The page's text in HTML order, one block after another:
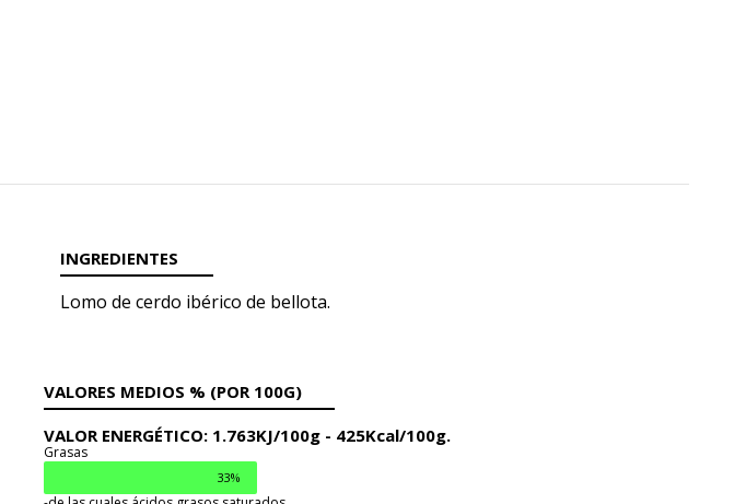
INGREDIENTES
Lomo de cerdo ibérico de bellota.
VALORES MEDIOS % (POR 100G)
VALOR ENERGÉTICO: 1.763KJ/100g - 425Kcal/100g.
Grasas
33%